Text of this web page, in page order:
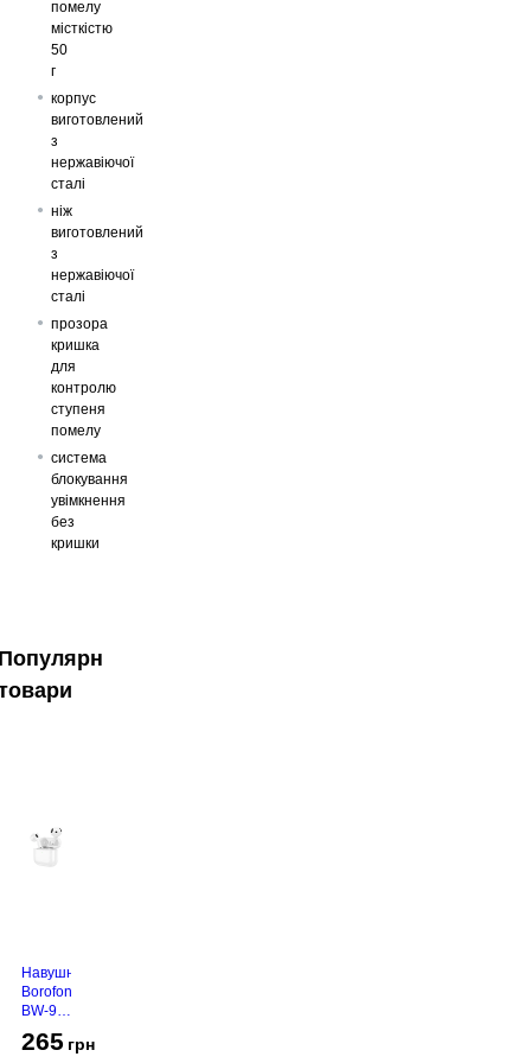
помелу
місткістю
50
г
корпус
виготовлений
з
нержавіючої
сталі
ніж
виготовлений
з
нержавіючої
сталі
прозора
кришка
для
контролю
ступеня
помелу
система
блокування
увімкнення
без
кришки
Навушники
Borofone
BW-94
265 грн